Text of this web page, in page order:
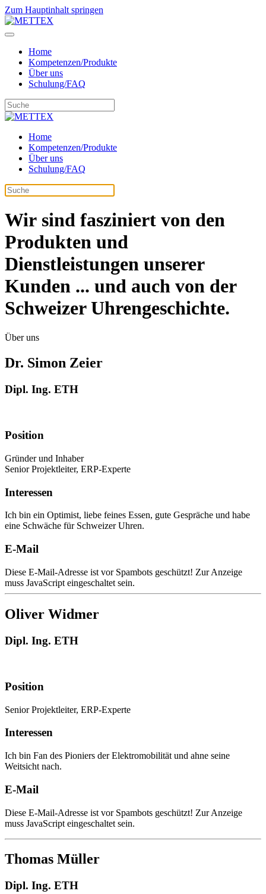
Zum Hauptinhalt springen
Home
Kompetenzen/Produkte
Über uns
Schulung/FAQ
Home
Kompetenzen/Produkte
Über uns
Schulung/FAQ
Wir sind fasziniert von den
Produkten und
Dienstleistungen unserer
Kunden ... und auch von der
Schweizer Uhrengeschichte.
Über uns
Dr. Simon Zeier
Dipl. Ing. ETH
Position
Gründer und Inhaber
Senior Projektleiter, ERP-Experte
Interessen
Ich bin ein Optimist, liebe feines Essen, gute Gespräche und habe
eine Schwäche für Schweizer Uhren.
E-Mail
Diese E-Mail-Adresse ist vor Spambots geschützt! Zur Anzeige
muss JavaScript eingeschaltet sein.
Oliver Widmer
Dipl. Ing. ETH
Position
Senior Projektleiter, ERP-Experte
Interessen
Ich bin Fan des Pioniers der Elektromobilität und ahne seine
Weitsicht nach.
E-Mail
Diese E-Mail-Adresse ist vor Spambots geschützt! Zur Anzeige
muss JavaScript eingeschaltet sein.
Thomas Müller
Dipl. Ing. ETH